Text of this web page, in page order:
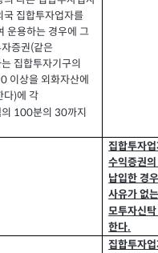
국 집합투자업자를
운용하는 경우에 그
증권(같은
집합투자기구의
이상을 외화자산에
다)에 각
100분의 30까지
집합투자
수익증권
납입한 경
사유가 없
모투자신
한다.
집합투자